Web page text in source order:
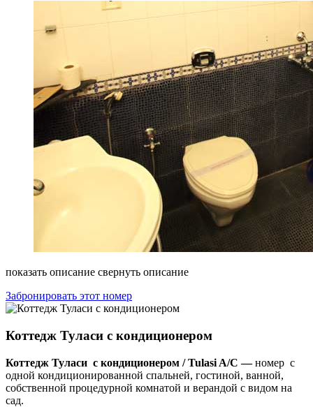
показать описание свернуть описание
Забронировать этот номер
Коттедж Туласи c кондиционером
Коттедж Туласи с кондиционером / Tulasi A/C —номер с
одной кондиционированной спальней, гостиной, ванной,
собственной процедурной комнатой и верандой с видом на
сад.